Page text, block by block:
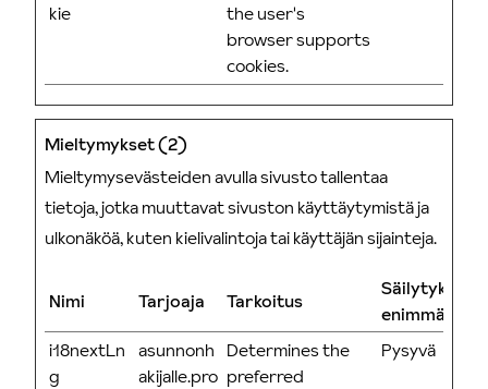
kie
the user's
browser supports
cookies.
Mieltymykset (2)
Mieltymysevästeiden avulla sivusto tallentaa
tietoja, jotka muuttavat sivuston käyttäytymistä ja
ulkonäköä, kuten kielivalintoja tai käyttäjän sijainteja.
Nimi Tarjoaja Tarkoitus
Säilytyksen
i18nextLn
g
asunnonh
akijalle.pro
Determines the
preferred
Pysyvä